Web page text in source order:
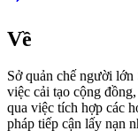
Về
Sở quản chế người lớn
việc cải tạo cộng
qua việc tích hợp các
pháp tiếp cận lấy nạn